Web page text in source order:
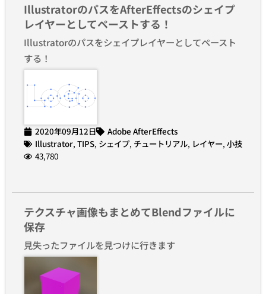
IllustratorのパスをAfterEffectsのシェイプ
レイヤーとしてペーストする！
Illustratorのパスをシェイプレイヤーとしてペースト
する！
2020年09月12日
Adobe AfterEffects
Illustrator, TIPS, シェイプ, チュートリアル, レイヤー, 小技
43,780
テクスチャ画像もまとめてBlendファイルに
保存
見失ったファイルを見つけに行きます